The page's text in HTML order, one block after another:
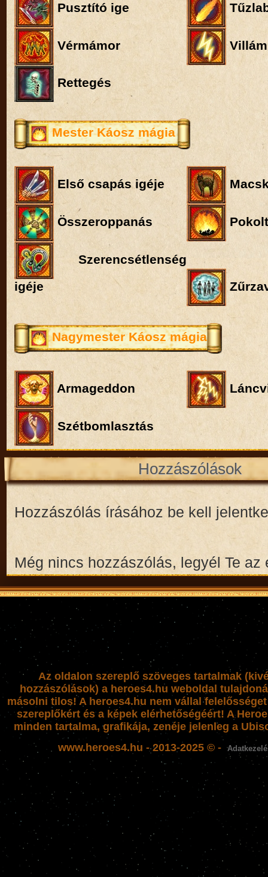
Pusztító ige
Vérmámor Villám
Rettegés
Mester Káosz mágia
Első csapás igéje
Összeroppanás
Szerencsétlenség
igéje
Nagymester Káosz mágia
Armageddon
Szétbomlasztás
Hozzászólások
Hozzászólás írásához be kell
Még nincs hozzászólás, legyél Te az
Az oldalon szereplő szöveges tartalmak
hozzászólások) a heroes4.hu weboldal
másolni tilos! A heroes4.hu nem vállal
szereplőkért és a képek elérhetőségéért! A
minden tartalma, grafikája, zenéje jelenleg a
www.heroes4.hu - 2013-2025 © -